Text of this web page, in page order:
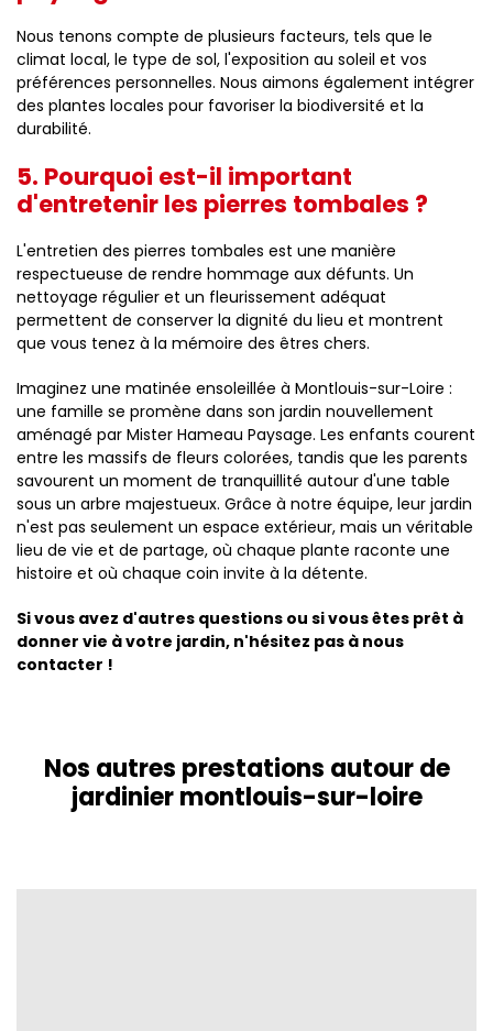
Nous tenons compte de plusieurs facteurs, tels que le
climat local, le type de sol, l'exposition au soleil et vos
préférences personnelles. Nous aimons également intégrer
des plantes locales pour favoriser la biodiversité et la
durabilité.
5. Pourquoi est-il important
d'entretenir les pierres tombales ?
L'entretien des pierres tombales est une manière
respectueuse de rendre hommage aux défunts. Un
nettoyage régulier et un fleurissement adéquat
permettent de conserver la dignité du lieu et montrent
que vous tenez à la mémoire des êtres chers.
Imaginez une matinée ensoleillée à Montlouis-sur-Loire :
une famille se promène dans son jardin nouvellement
aménagé par Mister Hameau Paysage. Les enfants courent
entre les massifs de fleurs colorées, tandis que les parents
savourent un moment de tranquillité autour d'une table
sous un arbre majestueux. Grâce à notre équipe, leur jardin
n'est pas seulement un espace extérieur, mais un véritable
lieu de vie et de partage, où chaque plante raconte une
histoire et où chaque coin invite à la détente.
Si vous avez d'autres questions ou si vous êtes prêt à
donner vie à votre jardin, n'hésitez pas à nous
contacter !
Nos autres prestations autour de
jardinier montlouis-sur-loire